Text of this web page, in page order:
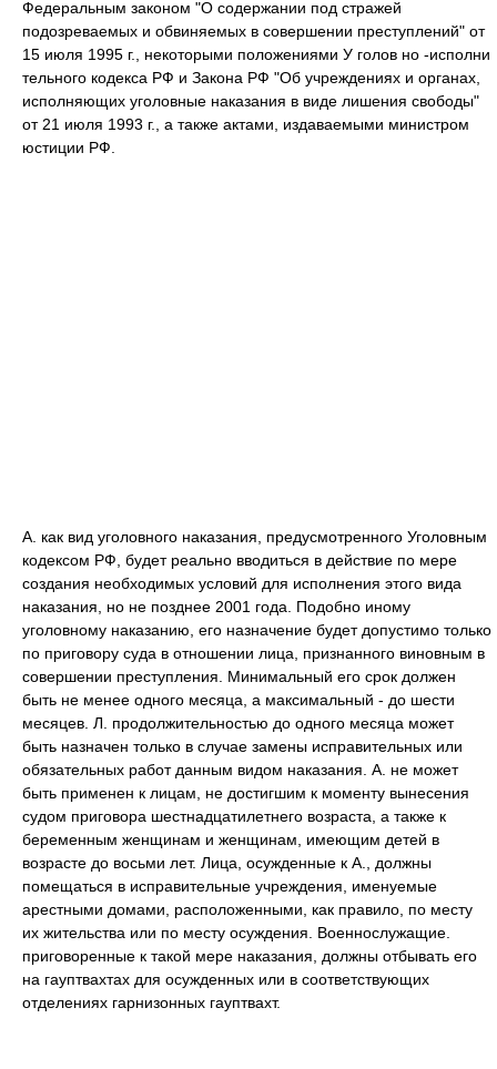
Федеральным законом "О содержании под стражей
подозреваемых и обвиняемых в совершении преступлений" от
15 июля 1995 г., некоторыми положениями У голов но -исполни
тельного кодекса РФ и Закона РФ "Об учреждениях и органах,
исполняющих уголовные наказания в виде лишения свободы"
от 21 июля 1993 г., а также актами, издаваемыми министром
юстиции РФ.
А. как вид уголовного наказания, предусмотренного Уголовным
кодексом РФ, будет реально вводиться в действие по мере
создания необходимых условий для исполнения этого вида
наказания, но не позднее 2001 года. Подобно иному
уголовному наказанию, его назначение будет допустимо только
по приговору суда в отношении лица, признанного виновным в
совершении преступления. Минимальный его срок должен
быть не менее одного месяца, а максимальный - до шести
месяцев. Л. продолжительностью до одного месяца может
быть назначен только в случае замены исправительных или
обязательных работ данным видом наказания. А. не может
быть применен к лицам, не достигшим к моменту вынесения
судом приговора шестнадцатилетнего возраста, а также к
беременным женщинам и женщинам, имеющим детей в
возрасте до восьми лет. Лица, осужденные к А., должны
помещаться в исправительные учреждения, именуемые
арестными домами, расположенными, как правило, по месту
их жительства или по месту осуждения. Военнослужащие.
приговоренные к такой мере наказания, должны отбывать его
на гауптвахтах для осужденных или в соответствующих
отделениях гарнизонных гауптвахт.